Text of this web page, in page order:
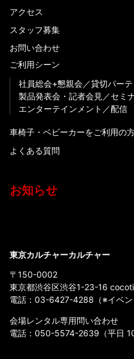
アクセス
スタッフ募集
お問い合わせ
ご利用シーン
社員総会+懇親会
貸切パー
製品発表会・記者会見
セミ
エンターテインメント
配信
車椅子・ベビーカーをご利用の
よくある質問
お知らせ
東京カルチャーカルチャー
〒150-0002
東京都渋谷区渋谷1-23-16
電話： 03-6427-4288 （※イベ
会場レンタル専用問い合わせ
電話： 050-5574-2639 （平日